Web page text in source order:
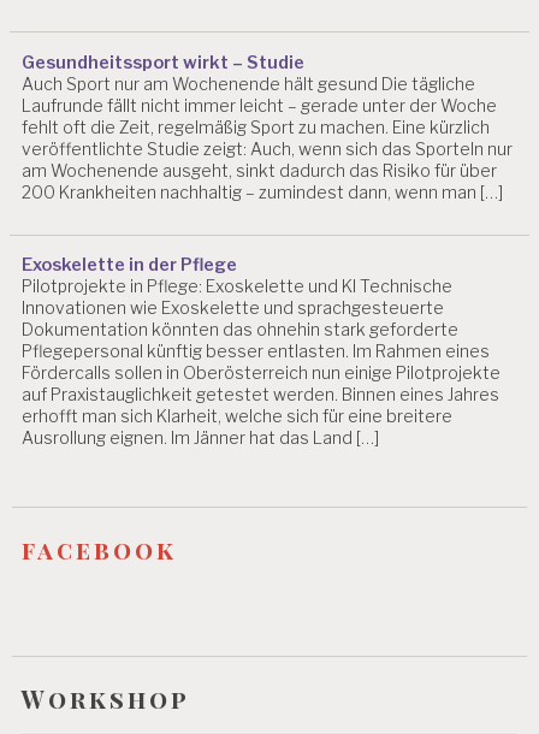
Gesundheitssport wirkt – Studie
Auch Sport nur am Wochenende hält gesund Die tägliche
Laufrunde fällt nicht immer leicht – gerade unter der Woche
fehlt oft die Zeit, regelmäßig Sport zu machen. Eine kürzlich
veröffentlichte Studie zeigt: Auch, wenn sich das Sporteln nur
am Wochenende ausgeht, sinkt dadurch das Risiko für über
200 Krankheiten nachhaltig – zumindest dann, wenn man […]
Exoskelette in der Pflege
Pilotprojekte in Pflege: Exoskelette und KI Technische
Innovationen wie Exoskelette und sprachgesteuerte
Dokumentation könnten das ohnehin stark geforderte
Pflegepersonal künftig besser entlasten. Im Rahmen eines
Fördercalls sollen in Oberösterreich nun einige Pilotprojekte
auf Praxistauglichkeit getestet werden. Binnen eines Jahres
erhofft man sich Klarheit, welche sich für eine breitere
Ausrollung eignen. Im Jänner hat das Land […]
facebook
Workshop